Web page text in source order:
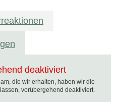
deaktiviert
die wir erhalten, haben wir die
vorübergehend deaktiviert.